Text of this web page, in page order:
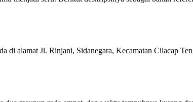
di alamat Jl. Rinjani, Sidanegara, Kecamatan Cilacap